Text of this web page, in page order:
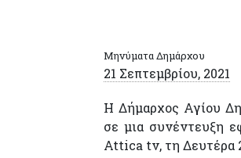
Μηνύματα Δημάρχου
21 Σεπτεμβρίου, 2021
Η Δήμαρχος Αγίου
σε μια συνέντευξη
Attica tv, τη Δευτέρα